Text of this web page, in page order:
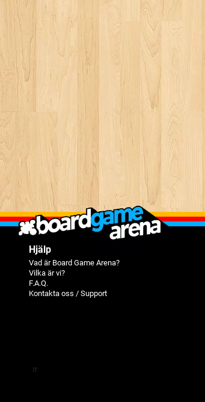
Hjälp
Vad är Board Game Arena?
Vilka är vi?
F.A.Q.
Kontakta oss / Support
π